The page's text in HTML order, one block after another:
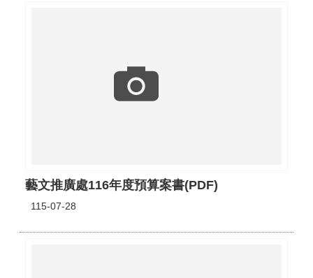
藝文推廣處116年度預算案書(PDF)
115-07-28